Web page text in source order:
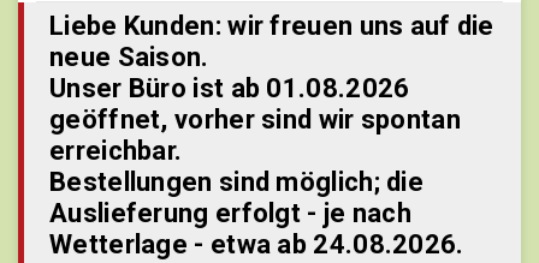
Liebe Kunden: wir freuen uns auf die
neue Saison.
Unser Büro ist ab 01.08.2026
geöffnet, vorher sind wir spontan
erreichbar.
Bestellungen sind möglich; die
Auslieferung erfolgt - je nach
Wetterlage - etwa ab 24.08.2026.